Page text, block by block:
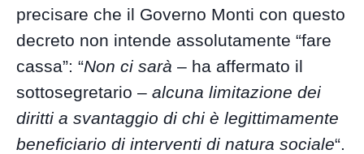
precisare che il Governo Monti con questo
decreto non intende assolutamente “fare
cassa”: “Non ci sarà – ha affermato il
sottosegretario –alcuna limitazione dei
diritti a svantaggio di chi è legittimamente
beneficiario di interventi di natura sociale“.